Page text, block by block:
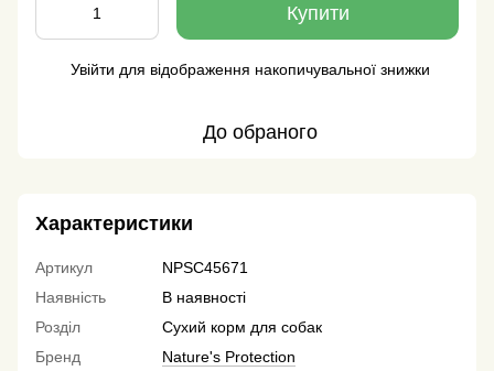
Купити
Увійти для відображення накопичувальної знижки
До обраного
Характеристики
Артикул
NPSC45671
Наявність
В наявності
Розділ
Сухий корм для собак
Бренд
Nature's Protection